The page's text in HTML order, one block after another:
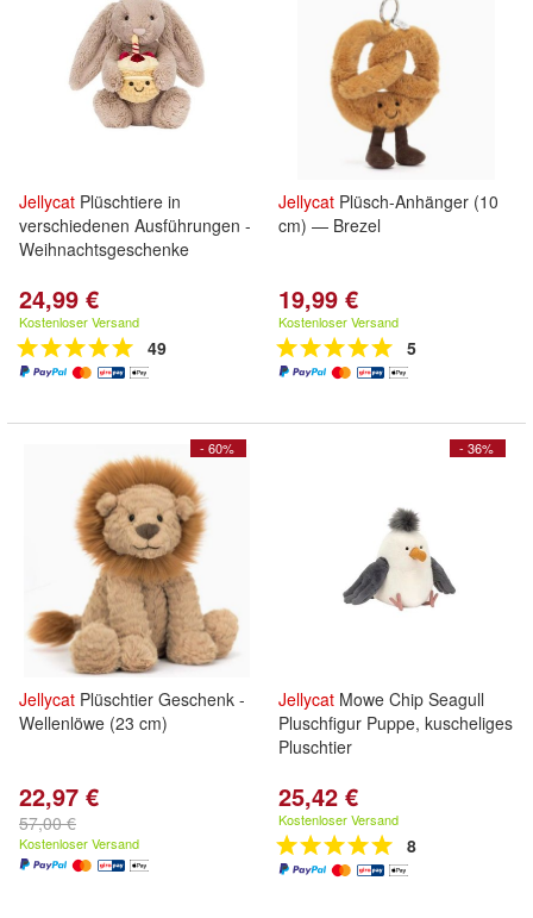
Jellycat Plüschtiere in
verschiedenen Ausführungen -
Weihnachtsgeschenke
24,99 €
Kostenloser Versand
49
Jellycat Plüsch-Anhänger (10
cm) — Brezel
19,99 €
Kostenloser Versand
5
- 60%
Jellycat Plüschtier Geschenk -
Wellenlöwe (23 cm)
22,97 €
57,00 €
Kostenloser Versand
- 36%
Jellycat Mowe Chip Seagull
Pluschfigur Puppe, kuscheliges
Pluschtier
25,42 €
Kostenloser Versand
8